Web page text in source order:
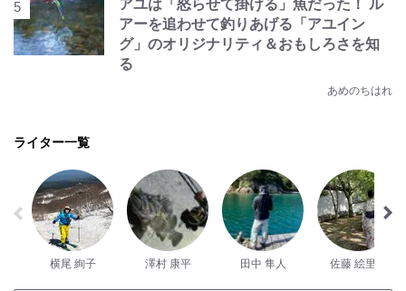
アユは「怒らせて掛ける」魚だった！ ル
アーを追わせて釣りあげる「アユイン
グ」のオリジナリティ＆おもしろさを知
る
あめのちはれ
ライター一覧
横尾 絢子 澤村 康平 田中 隼人 佐藤 絵里香